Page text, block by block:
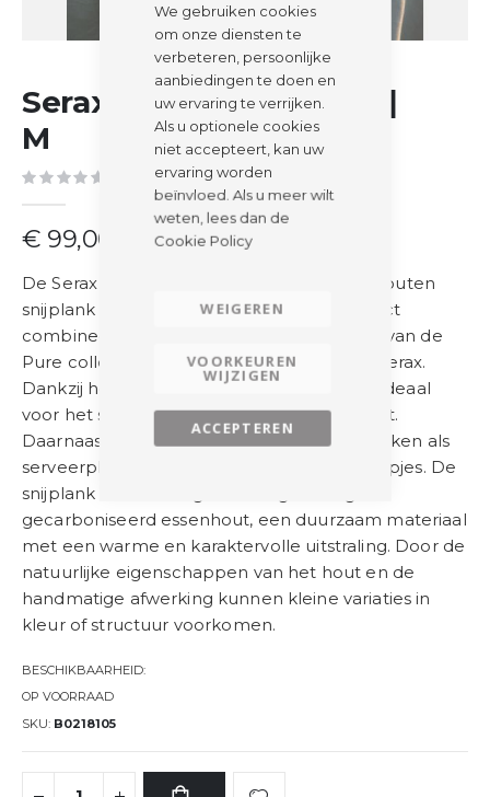
We gebruiken cookies
om onze diensten te
verbeteren, persoonlijke
aanbiedingen te doen en
uw ervaring te verrijken.
Als u optionele cookies
niet accepteert, kan uw
ervaring worden
beïnvloed. Als u meer wilt
weten, lees dan de
Cookie Policy
ACCEPTEREN
VOORKEUREN
WIJZIGEN
WEIGEREN
naar
het
begin
de
afbeeldingen-
gallerij
Serax | Snijplank | Pure |
M
Schrijf de eerste review over dit product
€ 99,00
De Serax Snijplank Pure M is een stijlvolle houten
snijplank die functionaliteit en design perfect
combineert. Deze snijplank maakt deel uit van de
Pure collectie van Pascale Naessens voor Serax.
Dankzij het praktische formaat is de plank ideaal
voor het snijden van brood, groenten of fruit.
Daarnaast is de plank ook perfect te gebruiken als
serveerplank voor tapas, kazen of kleine hapjes. De
snijplank is vervaardigd uit hoogwaardig
gecarboniseerd essenhout, een duurzaam materiaal
met een warme en karaktervolle uitstraling. Door de
natuurlijke eigenschappen van het hout en de
handmatige afwerking kunnen kleine variaties in
kleur of structuur voorkomen.
BESCHIKBAARHEID:
OP VOORRAAD
SKU B0218105